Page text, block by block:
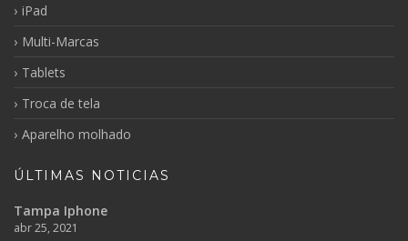
iPad
Multi-Marcas
Tablets
Troca de tela
Aparelho molhado
ÚLTIMAS NOTICIAS
Tampa Iphone
abr 25, 2021